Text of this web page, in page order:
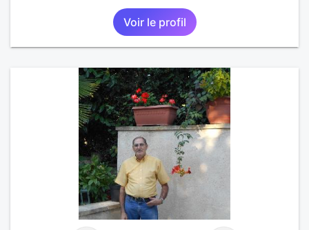
Voir le profil